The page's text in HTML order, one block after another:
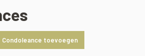
Condoleance toevoegen